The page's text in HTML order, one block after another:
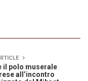
il polo muserale
all’incontro